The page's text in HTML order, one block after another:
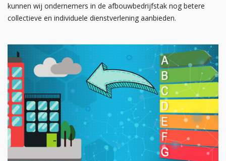
kunnen wij ondernemers in de afbouwbedrijfstak nog betere
collectieve en individuele dienstverlening aanbieden.